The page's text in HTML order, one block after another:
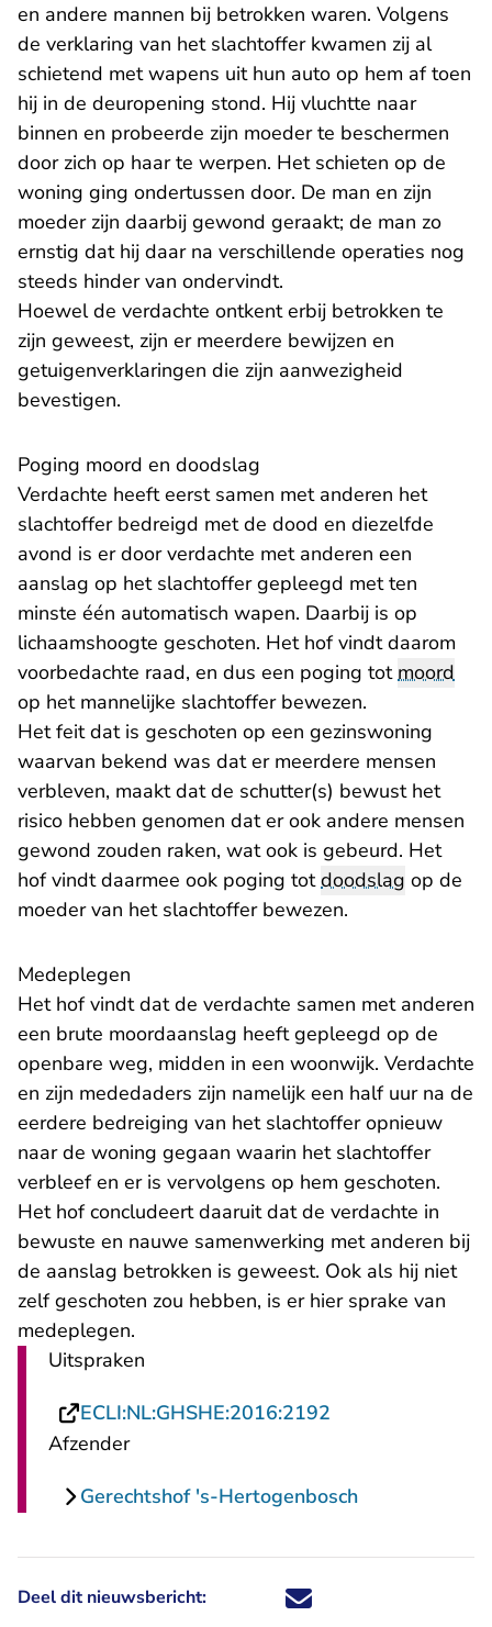
en andere mannen bij betrokken waren. Volgens
de verklaring van het slachtoffer kwamen zij al
schietend met wapens uit hun auto op hem af toen
hij in de deuropening stond. Hij vluchtte naar
binnen en probeerde zijn moeder te beschermen
door zich op haar te werpen. Het schieten op de
woning ging ondertussen door. De man en zijn
moeder zijn daarbij gewond geraakt; de man zo
ernstig dat hij daar na verschillende operaties nog
steeds hinder van ondervindt.
Hoewel de verdachte ontkent erbij betrokken te
zijn geweest, zijn er meerdere bewijzen en
getuigenverklaringen die zijn aanwezigheid
bevestigen.
Poging moord en doodslag
Verdachte heeft eerst samen met anderen het
slachtoffer bedreigd met de dood en diezelfde
avond is er door verdachte met anderen een
aanslag op het slachtoffer gepleegd met ten
minste één automatisch wapen. Daarbij is op
lichaamshoogte geschoten. Het hof vindt daarom
voorbedachte raad, en dus een poging totmoord
op het mannelijke slachtoffer bewezen.
Het feit dat is geschoten op een gezinswoning
waarvan bekend was dat er meerdere mensen
verbleven, maakt dat de schutter(s) bewust het
risico hebben genomen dat er ook andere mensen
gewond zouden raken, wat ook is gebeurd. Het
hof vindt daarmee ook poging totdoodslag op de
moeder van het slachtoffer bewezen.
Medeplegen
Het hof vindt dat de verdachte samen met anderen
een brute moordaanslag heeft gepleegd op de
openbare weg, midden in een woonwijk. Verdachte
en zijn mededaders zijn namelijk een half uur na de
eerdere bedreiging van het slachtoffer opnieuw
naar de woning gegaan waarin het slachtoffer
verbleef en er is vervolgens op hem geschoten.
Het hof concludeert daaruit dat de verdachte in
bewuste en nauwe samenwerking met anderen bij
de aanslag betrokken is geweest. Ook als hij niet
zelf geschoten zou hebben, is er hier sprake van
medeplegen.
Uitspraken
ECLI:NL:GHSHE:2016:2192
Afzender
Gerechtshof 's-Hertogenbosch
Deel dit nieuwsbericht: Deel dit nieuwsbericht via X -
Deel dit nieuwsbericht via
Deel dit nieuwsbericht
Deel dit